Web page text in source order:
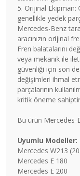
5. Orijinal Ekipman:
genellikle yedek
Mercedes-Benz
aracınızın orijinal
Fren balatalarını
veya mekanik ile
güvenliği için son
değişimleri ihmal
parçalarının
kritik öneme
Bu ürün Mercedes-
Uyumlu Modeller:
Mercedes W213
Mercedes E 180
Mercedes E 200